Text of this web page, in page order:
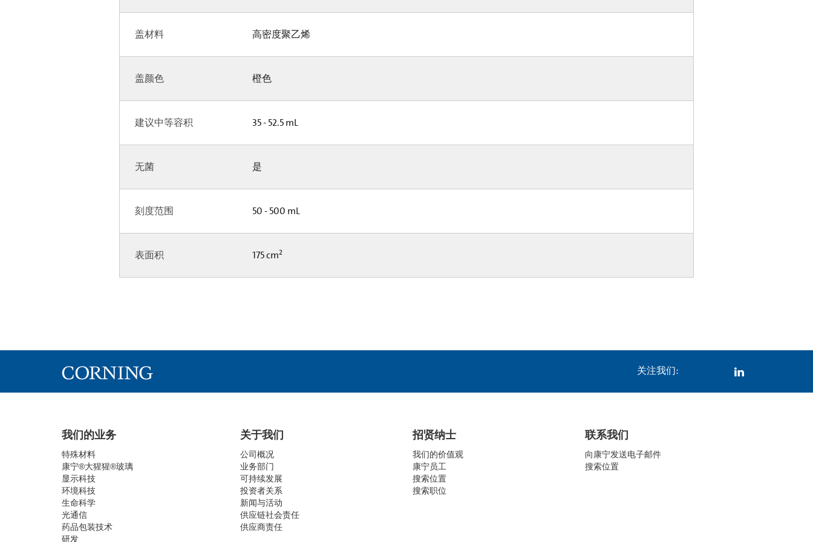
盖材料 高密度聚乙烯
盖颜色 橙色
建议中等容积 35 - 52.5 mL
无菌 是
刻度范围 50 - 500 mL
表面积 175 cm2
关注我们:
我们的业务
特殊材料
康宁®大猩猩®玻璃
显示科技
环境科技
生命科学
光通信
药品包装技术
研发
关于我们
公司概况
业务部门
可持续发展
投资者关系
新闻与活动
供应链社会责任
供应商责任
招贤纳士
我们的价值观
康宁员工
搜索位置
搜索职位
联系我们
向康宁发送电子邮件
搜索位置